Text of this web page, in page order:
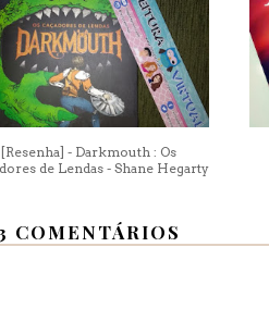
[Resenha] - Darkmouth : Os
de Lendas - Shane Hegarty
COMENTÁRIOS